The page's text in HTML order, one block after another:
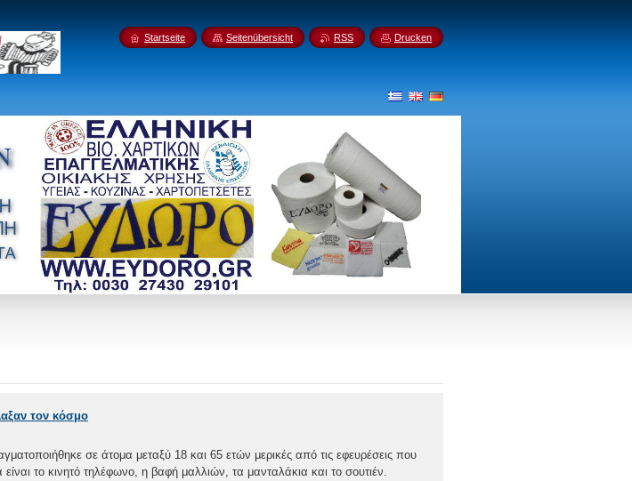
τον κόσμο
σε άτομα μεταξύ 18 και 65 ετών μερικές από τις εφευρέσεις που
το κινητό τηλέφωνο, η βαφή μαλλιών, τα μανταλάκια και το σουτιέν.
Startseite Seitenübersicht RSS Drucken